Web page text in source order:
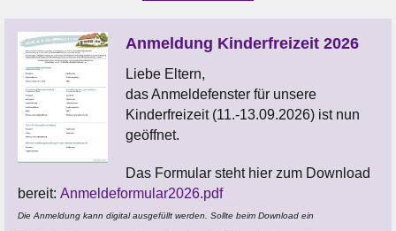
Anmeldung Kinderfreizeit 2026
Liebe Eltern,
das Anmeldefenster für unsere
Kinderfreizeit (11.-13.09.2026) ist nun
geöffnet.
Das Formular steht hier zum Download
bereit: Anmeldeformular2026.pdf
Die Anmeldung kann digital ausgefüllt werden. Sollte beim Download ein